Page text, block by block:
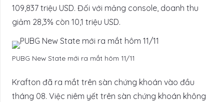
109,837 triệu USD. Đối với mảng console, doanh thu
giảm 28,3% còn 10,1 triệu USD.
PUBG New State mới ra mắt hôm 11/11
Krafton đã ra mắt trên sàn chứng khoán vào đầu
tháng 08. Việc niêm yết trên sàn chứng khoán không